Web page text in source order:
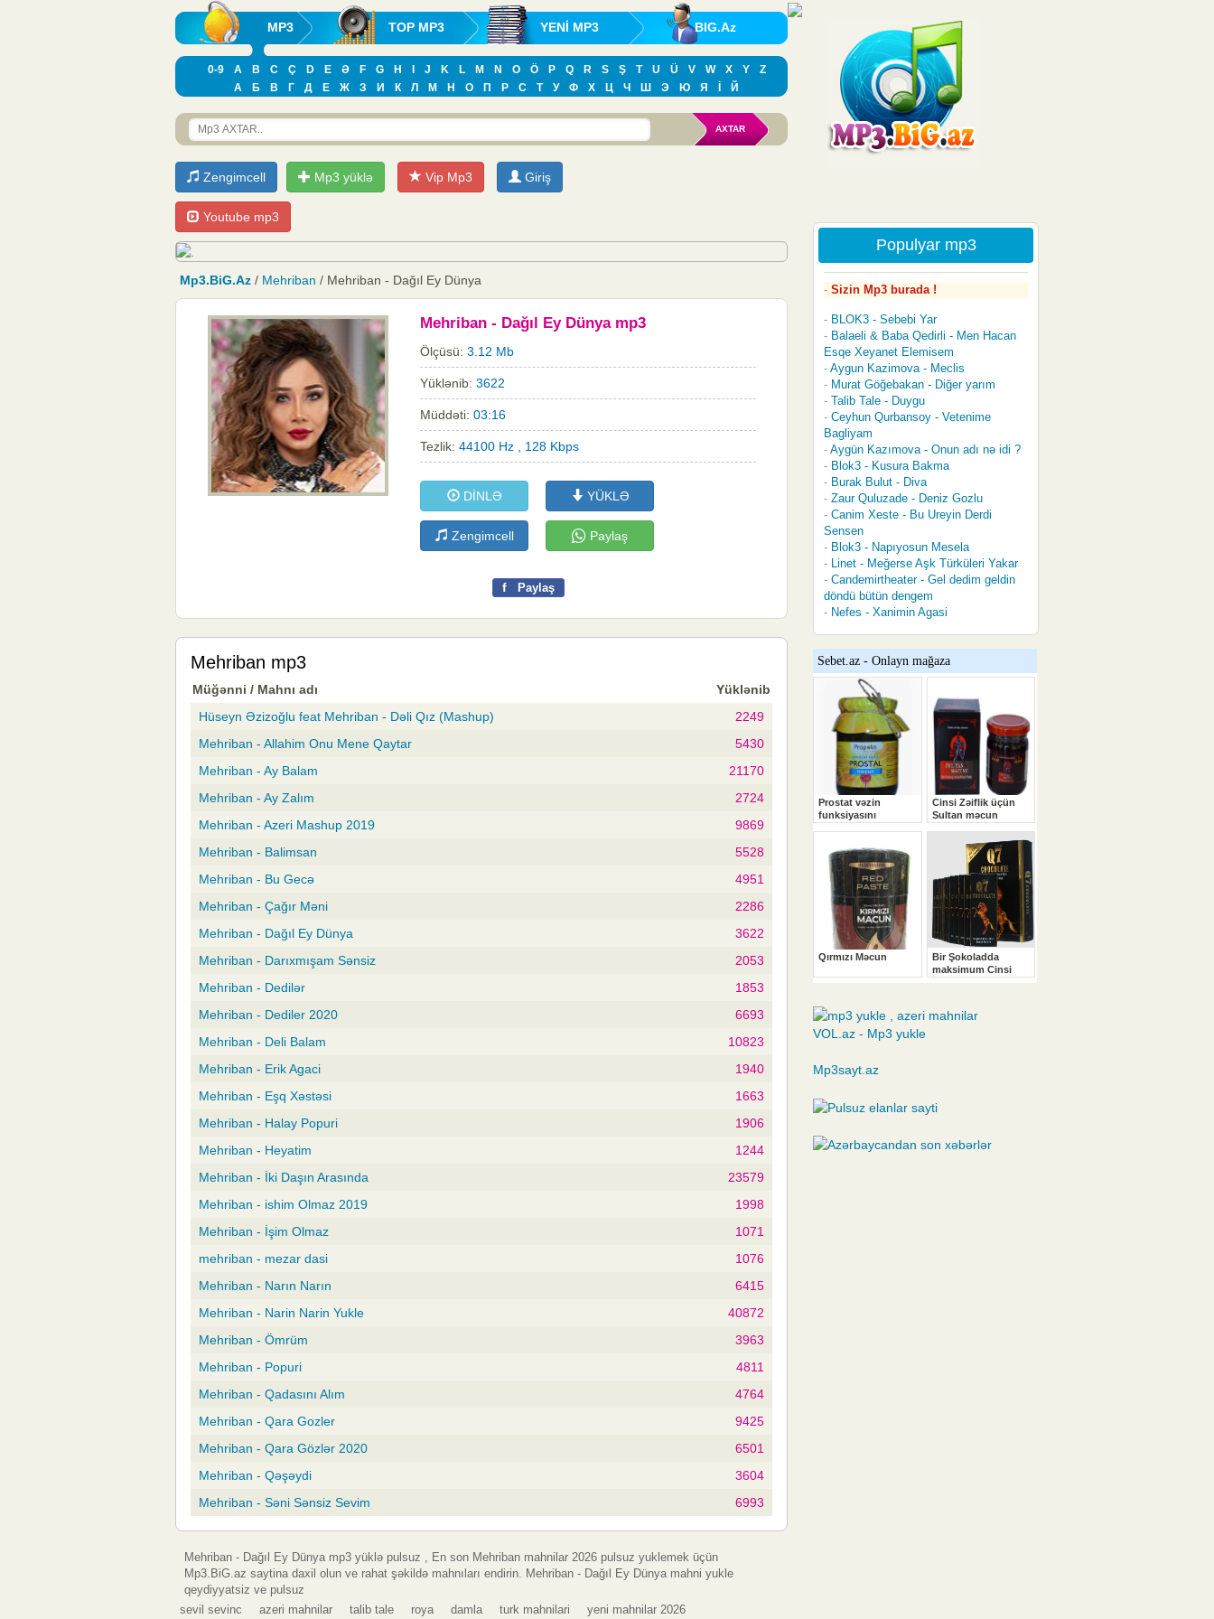
MP3 TOP MP3 YENİ MP3 BIG.Az
0-9 A B C Ç D E Ə F G H J K L M N O Ö P Q R S Ş T U Ü V W X Y
Z
А
Б В Г Д Е Ж З И К Л М Н О П Р С Т У Ф Х Ц Ч Ш Э Ю Я Й
Zengimcell Mp3 yüklə Vip Mp3 Giriş
Youtube mp3
Mp3.BiG.Az / Mehriban / Mehriban - Dağıl Ey Dünya
Mehriban - Dağıl Ey Dünya mp3
Ölçüsü:3.12 Mb
Yüklənib:3622
Müddəti:03:16
Tezlik:44100 Hz , 128 Kbps
DİNLƏ YÜKLƏ
Zengimcell Paylaş
f Paylaş
Mehriban mp3
Müğənni / Mahnı adı
Yüklənib
Hüseyn Əzizoğlu feat Mehriban - Dəli Qız (Mashup)
2249
Mehriban - Allahim Onu Mene Qaytar
5430
Mehriban - Ay Balam
21170
Mehriban - Ay Zalım
2724
Mehriban - Azeri Mashup 2019
9869
Mehriban - Balimsan
5528
Mehriban - Bu Gecə
4951
Mehriban - Çağır Məni
2286
Mehriban - Dağıl Ey Dünya
3622
Mehriban - Darıxmışam Sənsiz
2053
Mehriban - Dedilər
1853
Mehriban - Dediler 2020
6693
Mehriban - Deli Balam
10823
Mehriban - Erik Agaci
1940
Mehriban - Eşq Xəstəsi
1663
Mehriban - Halay Popuri
1906
Mehriban - Heyatim
1244
Mehriban - İki Daşın Arasında
23579
Mehriban - ishim Olmaz 2019
1998
Mehriban - İşim Olmaz
1071
mehriban - mezar dasi
1076
Mehriban - Narın Narın
6415
Mehriban - Narin Narin Yukle
40872
Mehriban - Ömrüm
3963
Mehriban - Popuri
4811
Mehriban - Qadasını Alım
4764
Mehriban - Qara Gozler
9425
Mehriban - Qara Gözlər 2020
6501
Mehriban - Qəşəydi
3604
Mehriban - Səni Sənsiz Sevim
6993
Mehriban - Dağıl Ey Dünya mp3 yüklə pulsuz , En son Mehriban mahnilar 2026 pulsuz yuklemek üçün
Mp3.BiG.az saytina daxil olun ve rahat şəkildə mahnıları endirin. Mehriban - Dağıl Ey Dünya mahni yukle
qeydiyyatsiz ve pulsuz
Populyar mp3
Sizin Mp3 burada !
BLOK3 - Sebebi Yar
Balaeli & Baba Qedirli - Men Hacan
Esqe Xeyanet Elemisem
Aygun Kazimova - Meclis
Murat Göğebakan - Diğer yarım
Talib Tale - Duygu
Ceyhun Qurbansoy - Vetenime
Bagliyam
Aygün Kazımova - Onun adı nə idi ?
Blok3 - Kusura Bakma
Burak Bulut - Diva
Zaur Quluzade - Deniz Gozlu
Canim Xeste - Bu Ureyin Derdi
Sensen
Blok3 - Napıyosun Mesela
Linet - Meğerse Aşk Türküleri Yakar
Candemirtheater - Gel dedim geldin
döndü bütün dengem
Nefes - Xanimin Agasi
VOL.az - Mp3 yukle
Mp3sayt.az
sevil sevinc azeri mahnilar talib tale roya damla turk mahnilari yeni mahnilar 2026